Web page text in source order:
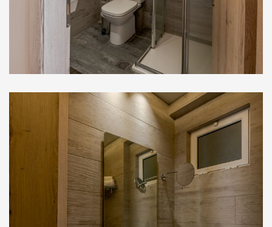
Στούντιο Ορόφου